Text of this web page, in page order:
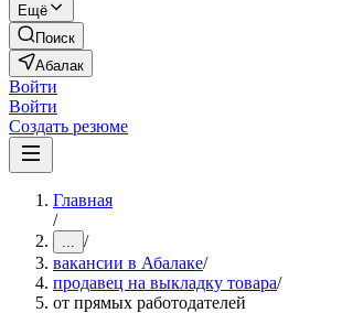
Ещё
Поиск
Абалак
Войти
Войти
Создать резюме
Главная
/
... /
вакансии в Абалаке/
продавец на выкладку товара/
от прямых работодателей